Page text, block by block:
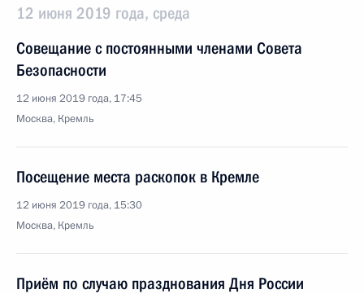
12 июня 2019 года, среда
Совещание с постоянными членами Совета
Безопасности
12 июня 2019 года, 17:45
Москва, Кремль
Посещение места раскопок в Кремле
12 июня 2019 года, 15:30
Москва, Кремль
Приём по случаю празднования Дня России